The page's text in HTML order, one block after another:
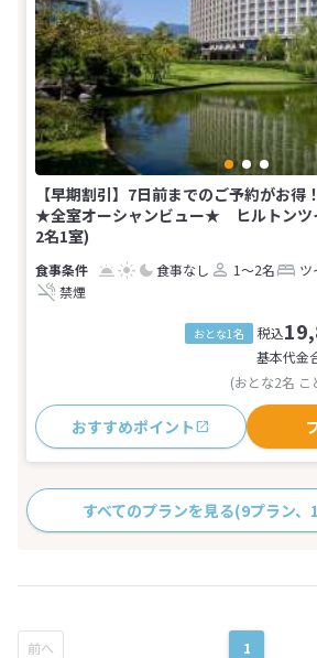
【早期割引】7日前までのご予約がお得
★全室オーシャンビュー★ ヒルトンツ
2名1室)
食事なし 1～2名 ツ
禁煙
おとな1名 税込
基本代金
(おとな2名
おすすめポイント
すべてのプランを見る(9プラン、
1